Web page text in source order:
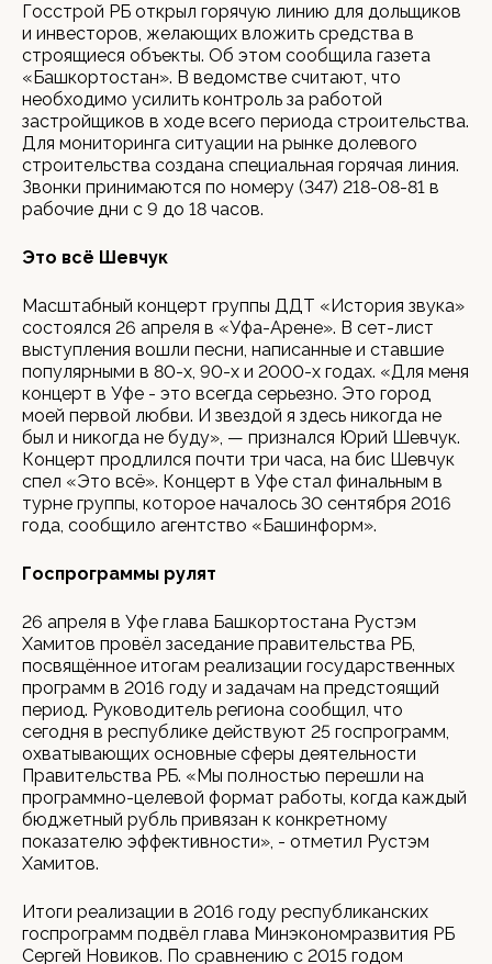
Госстрой РБ открыл горячую линию для дольщиков
и инвесторов, желающих вложить средства в
строящиеся объекты. Об этом сообщила газета
«Башкортостан». В ведомстве считают, что
необходимо усилить контроль за работой
застройщиков в ходе всего периода строительства.
Для мониторинга ситуации на рынке долевого
строительства создана специальная горячая линия.
Звонки принимаются по номеру (347) 218-08-81 в
рабочие дни с 9 до 18 часов.
Это всё Шевчук
Масштабный концерт группы ДДТ «История звука»
состоялся 26 апреля в «Уфа-Арене». В сет-лист
выступления вошли песни, написанные и ставшие
популярными в 80-х, 90-х и 2000-х годах. «Для меня
концерт в Уфе - это всегда серьезно. Это город
моей первой любви. И звездой я здесь никогда не
был и никогда не буду», — признался Юрий Шевчук.
Концерт продлился почти три часа, на бис Шевчук
спел «Это всё». Концерт в Уфе стал финальным в
турне группы, которое началось 30 сентября 2016
года, сообщило агентство «Башинформ».
Госпрограммы рулят
26 апреля в Уфе глава Башкортостана Рустэм
Хамитов провёл заседание правительства РБ,
посвящённое итогам реализации государственных
программ в 2016 году и задачам на предстоящий
период. Руководитель региона сообщил, что
сегодня в республике действуют 25 госпрограмм,
охватывающих основные сферы деятельности
Правительства РБ. «Мы полностью перешли на
программно-целевой формат работы, когда каждый
бюджетный рубль привязан к конкретному
показателю эффективности», - отметил Рустэм
Хамитов.
Итоги реализации в 2016 году республиканских
госпрограмм подвёл глава Минэкономразвития РБ
Сергей Новиков. По сравнению с 2015 годом